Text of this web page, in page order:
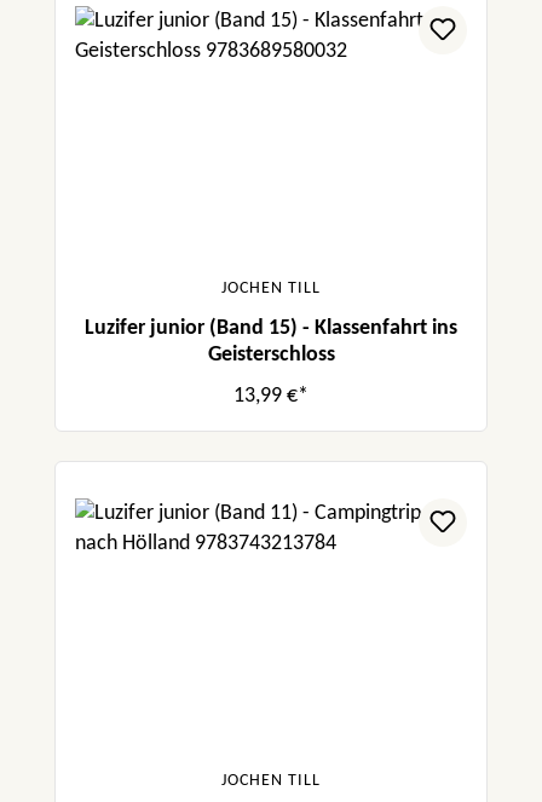
JOCHEN TILL
Luzifer junior (Band 15) - Klassenfahrt ins
Geisterschloss
13,99 €*
JOCHEN TILL